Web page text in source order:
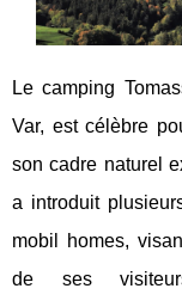
Le camping
Var, est célèbre
son cadre naturel
a introduit
mobil homes,
de ses